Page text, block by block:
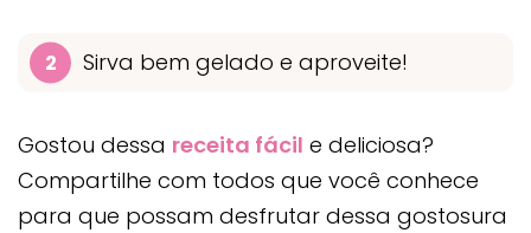
Sirva bem gelado e aproveite!
Gostou dessa receita fácil e deliciosa?
Compartilhe com todos que você conhece
para que possam desfrutar dessa gostosura